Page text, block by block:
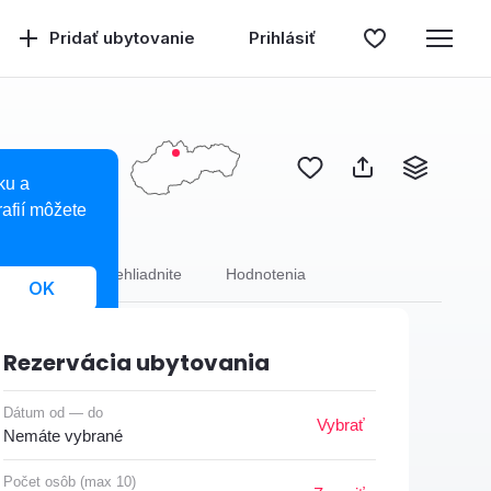
Pridať ubytovanie Prihlásiť
Neprehliadnite Hodnotenia
Rezervácia ubytovania
Dátum od — do
Nemáte vybrané
Vybrať
Počet osôb (max 10)
a
môžete
OK